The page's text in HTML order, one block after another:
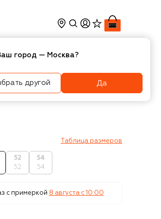
Интерьер
Таблица размеров
52
52
54
54
с примеркой 8 августа c 10:00
город — Москва?
другой Да